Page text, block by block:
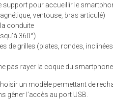
support pour accueillir le
ventouse, bras articulé)
conduite
360°)
de grilles (plates, rondes,
pas rayer la coque du smartphone
un modèle permettant de
l’accès au port USB.